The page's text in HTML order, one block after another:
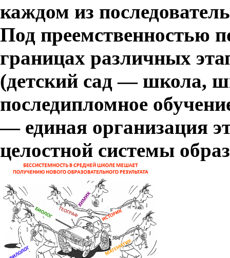
каждом из
Под преемственностью
границах различных
(детский сад — школа,
последипломное
— единая организация
целостной системы